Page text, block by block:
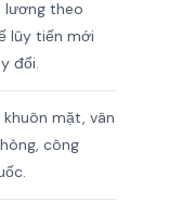
lương theo
lũy tiến mới
đổi.
khuôn mặt, vân
công